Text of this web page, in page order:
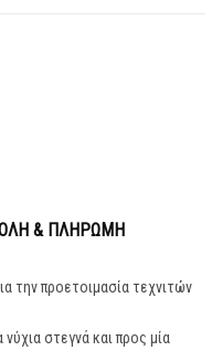
& ΠΛΗΡΩΜΉ
την προετοιμασία τεχνιτών
στεγνά και προς μία